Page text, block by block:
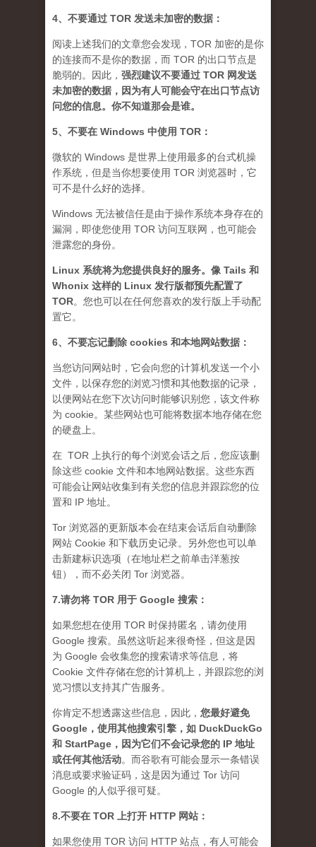
4、不要通过 TOR 发送未加密的数据：
阅读上述我们的文章您会发现，TOR 加密的是你
的连接而不是你的数据，而 TOR 的出口节点是
脆弱的。因此， 强烈建议不要通过 TOR 网发送
未加密的数据，因为有人可能会守在出口节点访
问您的信息。你不知道那会是谁。
5、不要在 Windows 中使用 TOR：
微软的 Windows 是世界上使用最多的台式机操
作系统，但是当你想要使用 TOR 浏览器时，它
可不是什么好的选择。
Windows 无法被信任是由于操作系统本身存在的
漏洞，即使您使用 TOR 访问互联网，也可能会
泄露您的身份。
Linux 系统将为您提供良好的服务。像 Tails 和
Whonix 这样的 Linux 发行版都预先配置了
TOR。您也可以在任何您喜欢的发行版上手动配
置它。
6、不要忘记删除 cookies 和本地网站数据：
当您访问网站时，它会向您的计算机发送一个小
文件，以保存您的浏览习惯和其他数据的记录，
以便网站在您下次访问时能够识别您，该文件称
为 cookie。某些网站也可能将数据本地存储在您
的硬盘上。
在 TOR 上执行的每个浏览会话之后，您应该删
除这些 cookie 文件和本地网站数据。这些东西
可能会让网站收集到有关您的信息并跟踪您的位
置和 IP 地址。
Tor 浏览器的更新版本会在结束会话后自动删除
网站 Cookie 和下载历史记录。另外您也可以单
击新建标识选项（在地址栏之前单击洋葱按
钮），而不必关闭 Tor 浏览器。
7.请勿将 TOR 用于 Google 搜索：
如果您想在使用 TOR 时保持匿名，请勿使用
Google 搜索。虽然这听起来很奇怪，但这是因
为 Google 会收集您的搜索请求等信息，将
Cookie 文件存储在您的计算机上，并跟踪您的浏
览习惯以支持其广告服务。
你肯定不想透露这些信息，因此， 您最好避免
Google，使用其他搜索引擎，如 DuckDuckGo
和 StartPage，因为它们不会记录您的 IP 地址
或任何其他活动。而谷歌有可能会显示一条错误
消息或要求验证码，这是因为通过 Tor 访问
Google 的人似乎很可疑。
8.不要在 TOR 上打开 HTTP 网站：
如果您使用 TOR 访问 HTTP 站点，有人可能会